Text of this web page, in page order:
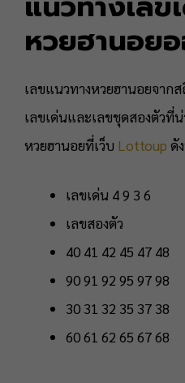
หวยฮานอย
เลขแนวทางหวยฮานอยจาก
เลขเด่นและเลขชุดสองตัวที่
หวยฮานอยที่เว็บ Lottoup ดั
เลขเด่น 4 9 3 6
เลขสองตัว
40 41 42 45 47 48
90 91 92 95 97 98
30 31 32 35 37 38
60 61 62 65 67 68